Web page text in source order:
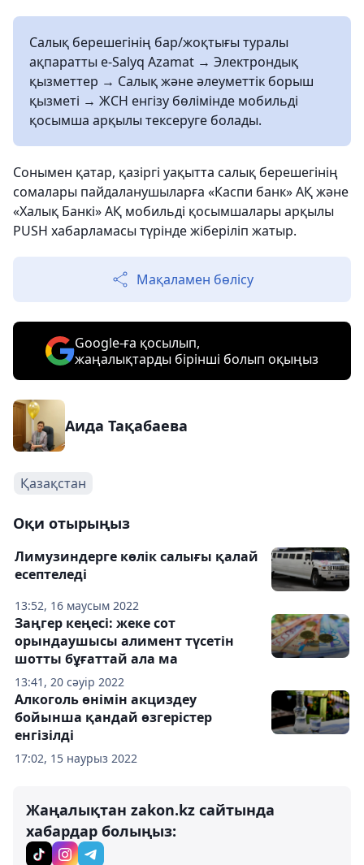
Салық берешегінің бар/жоқтығы туралы
ақпаратты e-Salyq Azamat → Электрондық
қызметтер → Салық және әлеуметтік борыш
қызметі → ЖСН енгізу бөлімінде мобильді
қосымша арқылы тексеруге болады.
Сонымен қатар, қазіргі уақытта салық берешегінің
сомалары пайдаланушыларға «Каспи банк» АҚ және
«Халық Банкі» АҚ мобильді қосымшалары арқылы
PUSH хабарламасы түрінде жіберіліп жатыр.
Мақаламен бөлісу
Google-ға қосылып,
жаңалықтарды бірінші болып оқыңыз
Аида Тақабаева
Қазақстан
Оқи отырыңыз
13:52, 16 маусым 2022
Лимузиндерге көлік салығы қалай
есептеледі
13:41, 20 сәуір 2022
Заңгер кеңесі: жеке сот
орындаушысы алимент түсетін
шотты бұғаттай ала ма
17:02, 15 наурыз 2022
Алкоголь өнімін акциздеу
бойынша қандай өзгерістер
енгізілді
Жаңалықтан zakon.kz сайтында
хабардар болыңыз: